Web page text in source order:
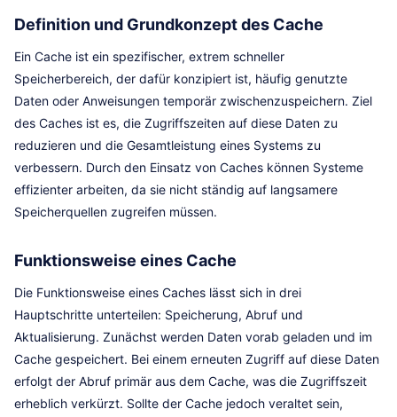
Definition und Grundkonzept des Cache
Ein Cache ist ein spezifischer, extrem schneller
Speicherbereich, der dafür konzipiert ist, häufig genutzte
Daten oder Anweisungen temporär zwischenzuspeichern. Ziel
des Caches ist es, die Zugriffszeiten auf diese Daten zu
reduzieren und die Gesamtleistung eines Systems zu
verbessern. Durch den Einsatz von Caches können Systeme
effizienter arbeiten, da sie nicht ständig auf langsamere
Speicherquellen zugreifen müssen.
Funktionsweise eines Cache
Die Funktionsweise eines Caches lässt sich in drei
Hauptschritte unterteilen: Speicherung, Abruf und
Aktualisierung. Zunächst werden Daten vorab geladen und im
Cache gespeichert. Bei einem erneuten Zugriff auf diese Daten
erfolgt der Abruf primär aus dem Cache, was die Zugriffszeit
erheblich verkürzt. Sollte der Cache jedoch veraltet sein,